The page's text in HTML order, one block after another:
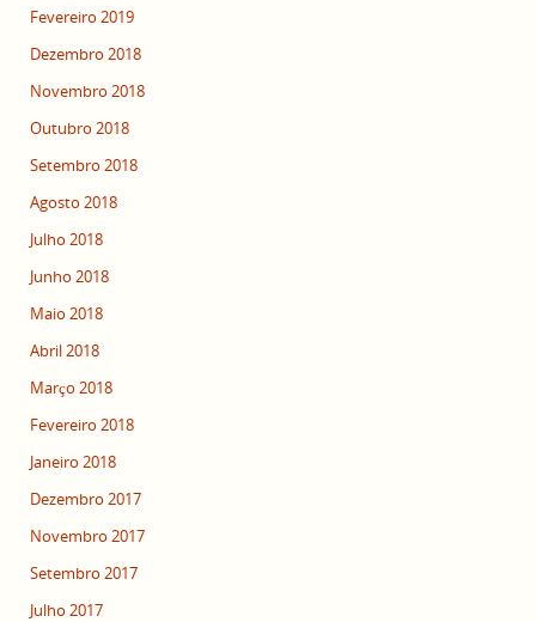
Fevereiro 2019
Dezembro 2018
Novembro 2018
Outubro 2018
Setembro 2018
Agosto 2018
Julho 2018
Junho 2018
Maio 2018
Abril 2018
Março 2018
Fevereiro 2018
Janeiro 2018
Dezembro 2017
Novembro 2017
Setembro 2017
Julho 2017